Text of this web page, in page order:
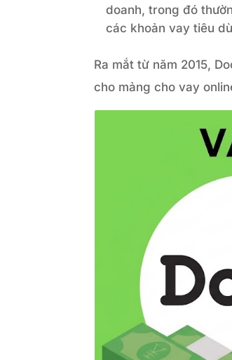
doanh, trong đó
các khoản vay tiêu
Ra mắt từ năm 2015,
cho mảng cho vay